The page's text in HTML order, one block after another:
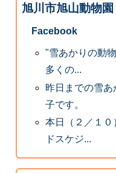
旭川市旭山動物園
Facebook
"雪あかりの動
多くの...
昨日までの雪
子です。
本日（２／１０
ドスケジ...